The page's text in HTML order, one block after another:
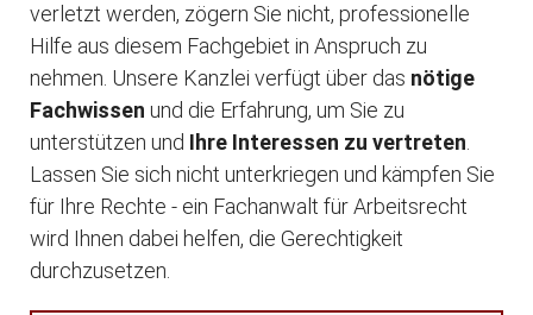
verletzt werden, zögern Sie nicht, professionelle
Hilfe aus diesem Fachgebiet in Anspruch zu
nehmen. Unsere Kanzlei verfügt über das nötige
Fachwissen und die Erfahrung, um Sie zu
unterstützen und Ihre Interessen zu vertreten
Lassen Sie sich nicht unterkriegen und kämpfen Sie
für Ihre Rechte - ein Fachanwalt für Arbeitsrecht
wird Ihnen dabei helfen, die Gerechtigkeit
durchzusetzen.